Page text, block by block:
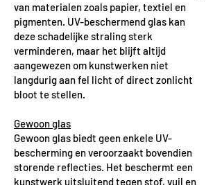
van materialen zoals papier, textiel en
pigmenten. UV-beschermend glas kan
deze schadelijke straling sterk
verminderen, maar het blijft altijd
aangewezen om kunstwerken niet
langdurig aan fel licht of direct zonlicht
bloot te stellen.
Gewoon glas
Gewoon glas biedt geen enkele UV-
bescherming en veroorzaakt bovendien
storende reflecties. Het beschermt een
kunstwerk uitsluitend tegen stof, vuil en